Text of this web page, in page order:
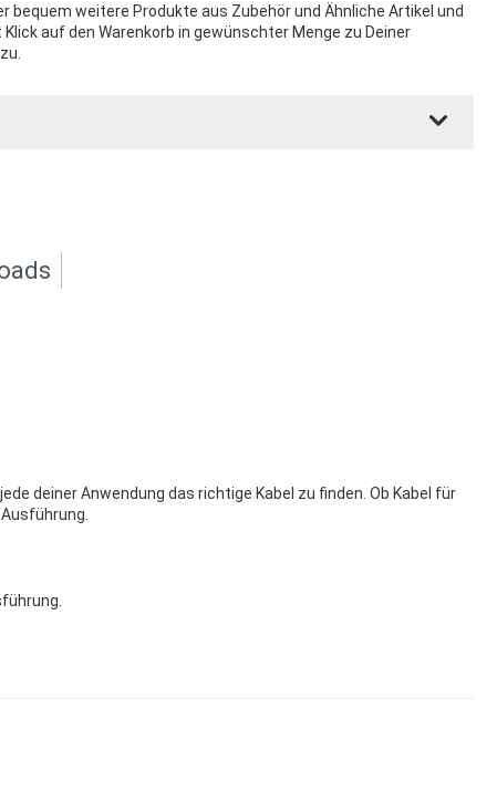
bequem weitere Produkte aus Zubehör und Ähnliche Artikel und
auf den Warenkorb in gewünschter Menge zu Deiner
deiner Anwendung das richtige Kabel zu finden. Ob Kabel für